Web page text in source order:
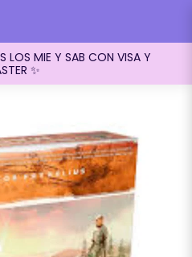
LOS MIE Y SAB CON VISA Y
✨